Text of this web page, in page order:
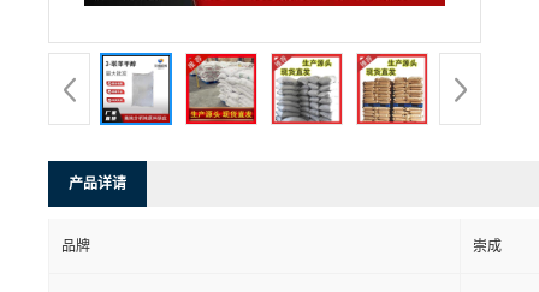
产品详请
品牌 崇成